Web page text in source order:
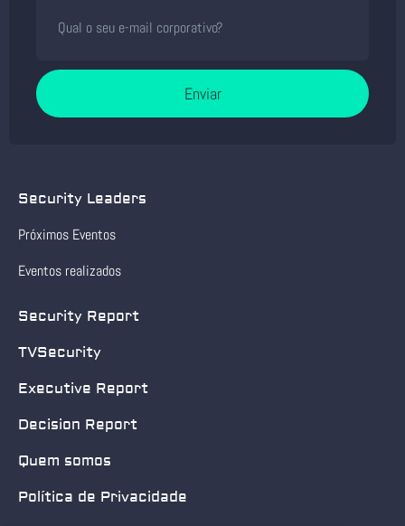
Enviar
Security Leaders
Próximos Eventos
Eventos realizados
Security Report
TVSecurity
Executive Report
Decision Report
Quem somos
Política de Privacidade